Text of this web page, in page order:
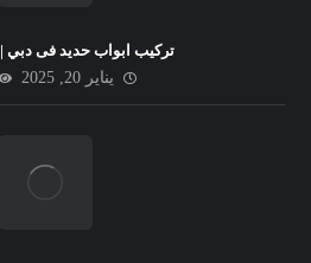
تركيب ابواب حديد فى دبي |0506691641
يناير 20, 2025